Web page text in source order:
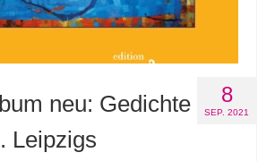
8
SEP. 2021
neu: Gedichte
Leipzigs